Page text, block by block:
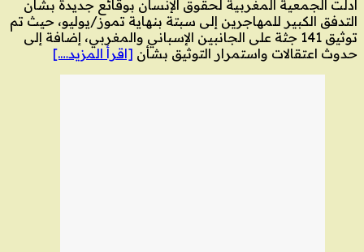
أدلت الجمعية المغربية لحقوق الإنسان بوقائع جديدة بشأن
التدفق الكبير للمهاجرين إلى سبتة بنهاية تموز/يوليو، حيث تم
توثيق 141 جثة على الجانبين الإسباني والمغربي، إضافة إلى
حدوث اعتقالات واستمرار التوثيق بشأن [اقرأ المزيد….]